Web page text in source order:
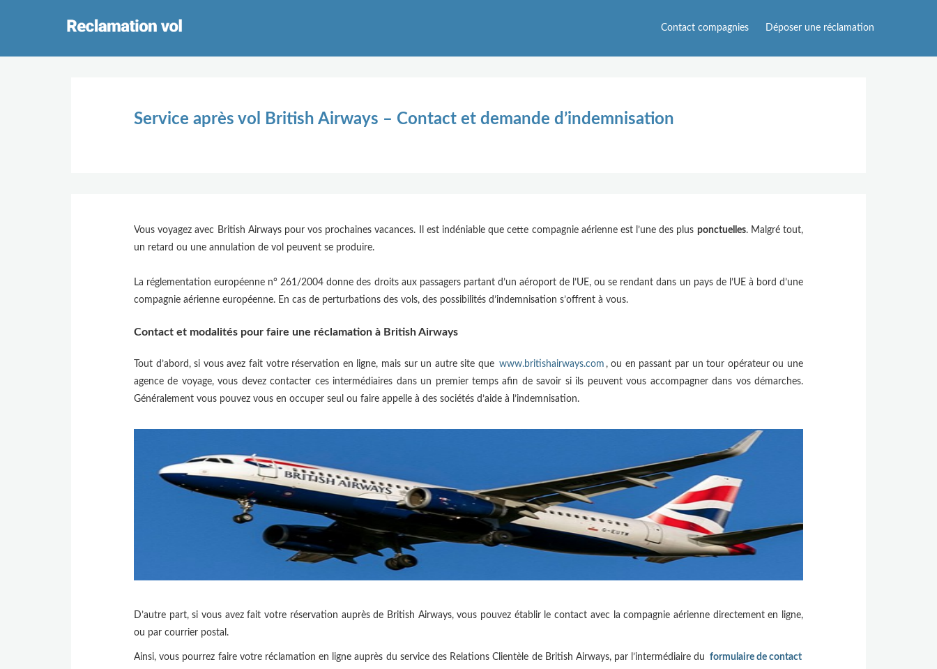
Contact compagnies Déposer une réclamation
Service après vol British Airways – Contact et demande d’indemnisation
Vous voyagez avec British Airways pour vos prochaines vacances. Il est indéniable que cette compagnie aérienne est l’une des plus ponctuelles. Malgré tout,
un retard ou une annulation de vol peuvent se produire.
La réglementation européenne n° 261/2004 donne des droits aux passagers partant d’un aéroport de l’UE, ou se rendant dans un pays de l’UE à bord d’une
compagnie aérienne européenne. En cas de perturbations des vols, des possibilités d’indemnisation s’offrent à vous.
Contact et modalités pour faire une réclamation à British Airways
Tout d’abord, si vous avez fait votre réservation en ligne, mais sur un autre site que www.britishairways.com , ou en passant par un tour opérateur ou une
agence de voyage, vous devez contacter ces intermédiaires dans un premier temps afin de savoir si ils peuvent vous accompagner dans vos démarches.
Généralement vous pouvez vous en occuper seul ou faire appelle à des sociétés d’aide à l’indemnisation.
D’autre part, si vous avez fait votre réservation auprès de British Airways, vous pouvez établir le contact avec la compagnie aérienne directement en ligne,
ou par courrier postal.
Ainsi, vous pourrez faire votre réclamation en ligne auprès du service des Relations Clientèle de British Airways, par l’intermédiaire du formulaire de contact